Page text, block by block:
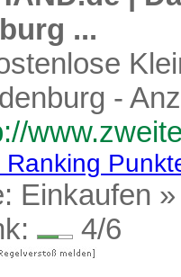
...
-
Ranking
Einkaufen
4/6